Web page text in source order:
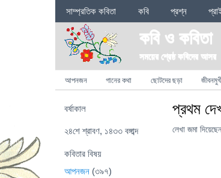
Sections
সাম্প্রতিক কবিতা কবি প্রশ্ন
কবি ও কবিতা
সময়ের শ্রেষ্ঠ কবিদের আসর
Categories
আপনজন গানের কথা ছোটদের ছড়া
প্রথম
লেখা জমা
বর্ষাকাল
২৪শে শ্রাবণ, ১৪৩৩ বঙ্গাব্দ
কবিতার বিষয়
আপনজন (৩৯৭)